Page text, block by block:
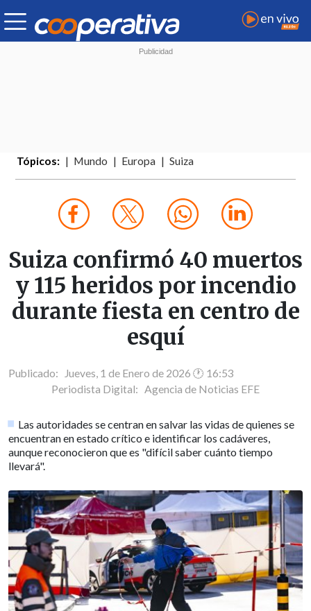
Tópicos: Mundo Europa Suiza
Suiza confirmó 40 muertos
y 115 heridos por incendio
durante fiesta en centro de
esquí
Publicado: Jueves, 1 de Enero de 2026 🕐 16:53
Periodista Digital: Agencia de Noticias EFE
Las autoridades se centran en salvar las vidas de quienes se
encuentran en estado crítico e identificar los cadáveres,
aunque reconocieron que es "difícil saber cuánto tiempo
llevará".